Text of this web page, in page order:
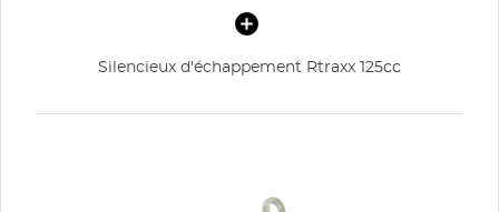
Silencieux d'échappement Rtraxx 125cc